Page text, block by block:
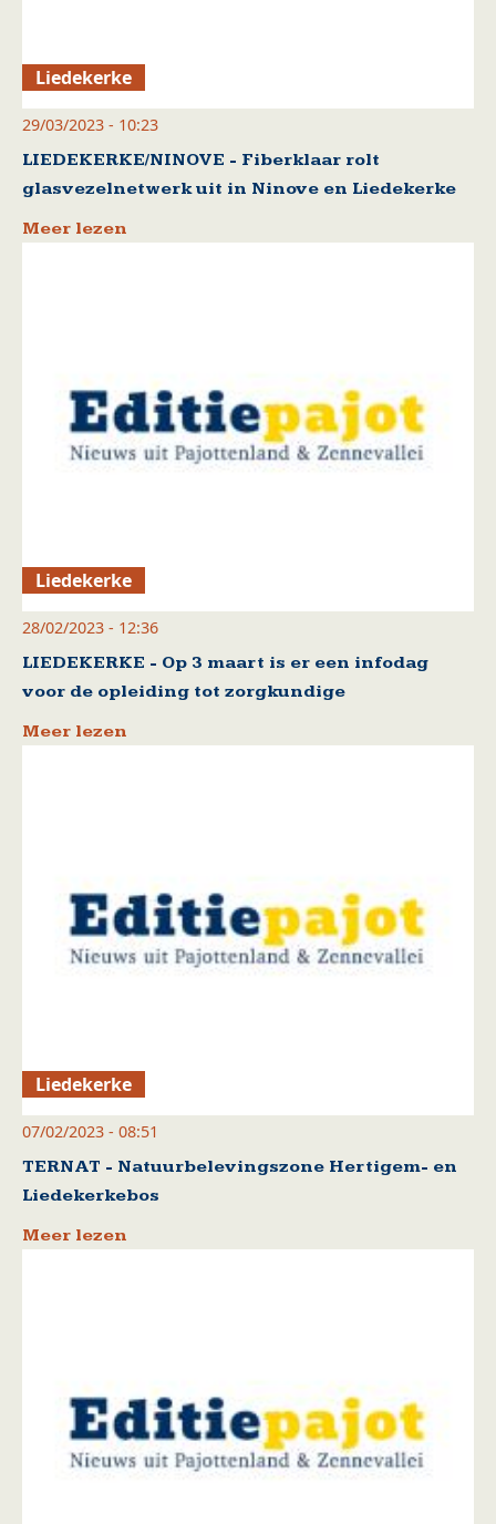
Liedekerke
29/03/2023 - 10:23
LIEDEKERKE/NINOVE - Fiberklaar rolt
glasvezelnetwerk uit in Ninove en Liedekerke
Meer lezen
Liedekerke
28/02/2023 - 12:36
LIEDEKERKE - Op 3 maart is er een infodag
voor de opleiding tot zorgkundige
Meer lezen
Liedekerke
07/02/2023 - 08:51
TERNAT - Natuurbelevingszone Hertigem- en
Liedekerkebos
Meer lezen